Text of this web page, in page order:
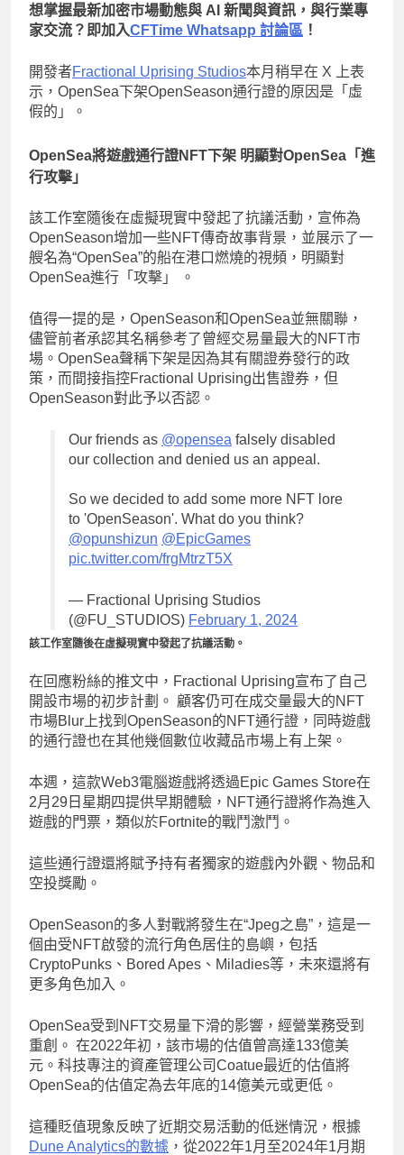
想掌握最新加密市場動態與 AI 新聞與資訊，與行業專
家交流？即加入CFTime Whatsapp 討論區 ！
開發者Fractional Uprising Studios本月稍早在 X 上表
示，OpenSea下架OpenSeason通行證的原因是「虛
假的」。
OpenSea將遊戲通行證NFT下架 明顯對OpenSea「進
行攻擊」
該工作室隨後在虛擬現實中發起了抗議活動，宣佈為
OpenSeason增加一些NFT傳奇故事背景，並展示了一
艘名為“OpenSea”的船在港口燃燒的視頻，明顯對
OpenSea進行「攻擊」 。
值得一提的是，OpenSeason和OpenSea並無關聯，
儘管前者承認其名稱參考了曾經交易量最大的NFT市
場。OpenSea聲稱下架是因為其有關證券發行的政
策，而間接指控Fractional Uprising出售證券，但
OpenSeason對此予以否認。
Our friends as @opensea falsely disabled
our collection and denied us an appeal.
So we decided to add some more NFT lore
to 'OpenSeason'. What do you think?
@opunshizun @EpicGames
pic.twitter.com/frgMtrzT5X
— Fractional Uprising Studios
(@FU_STUDIOS) February 1, 2024
該工作室隨後在虛擬現實中發起了抗議活動。
在回應粉絲的推文中，Fractional Uprising宣布了自己
開設市場的初步計劃。 顧客仍可在成交量最大的NFT
市場Blur上找到OpenSeason的NFT通行證，同時遊戲
的通行證也在其他幾個數位收藏品市場上有上架。
本週，這款Web3電腦遊戲將透過Epic Games Store在
2月29日星期四提供早期體驗，NFT通行證將作為進入
遊戲的門票，類似於Fortnite的戰鬥激鬥。
這些通行證還將賦予持有者獨家的遊戲內外觀、物品和
空投獎勵。
OpenSeason的多人對戰將發生在“Jpeg之島”，這是一
個由受NFT啟發的流行角色居住的島嶼，包括
CryptoPunks、Bored Apes、Miladies等，未來還將有
更多角色加入。
OpenSea受到NFT交易量下滑的影響，經營業務受到
重創。 在2022年初，該市場的估值曾高達133億美
元。科技專注的資產管理公司Coatue最近的估值將
OpenSea的估值定為去年底的14億美元或更低。
這種貶值現象反映了近期交易活動的低迷情況，根據
Dune Analytics的數據 ，從2022年1月至2024年1月期